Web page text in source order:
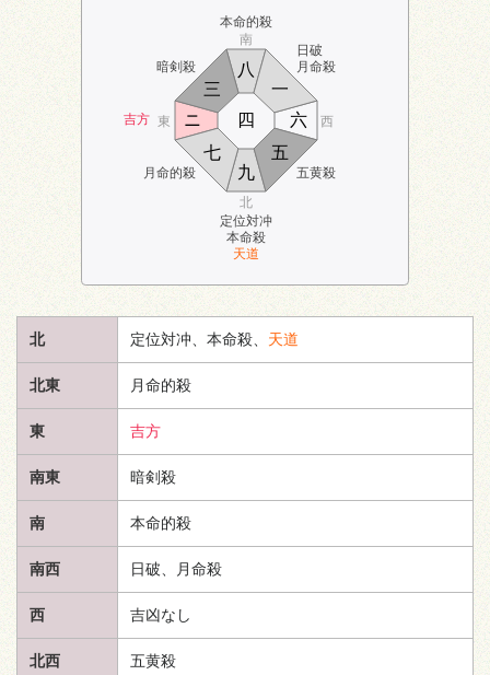
暗剣殺
本命的殺
日破
月命殺
吉方
月命的殺
定位対冲
本命殺
天道
五黄殺
南
北
東 西
九
一
ニ
三
四
五
六
七
八
北 定位対冲、本命殺、 天道
北東 月命的殺
東 吉方
南東 暗剣殺
南 本命的殺
南西 日破、月命殺
西 吉凶なし
北西 五黄殺